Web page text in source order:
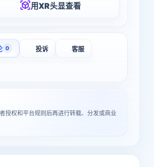
用XR头显查看
0 投诉 客服
授权和平台规则后再进行转载、分发或商业